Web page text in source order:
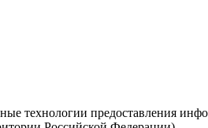
технологии предоставления